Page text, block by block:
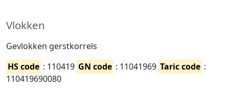
Vlokken
Gevlokken gerstkorrels
HS code : 110419 GN code : 11041969 Taric code :
110419690080